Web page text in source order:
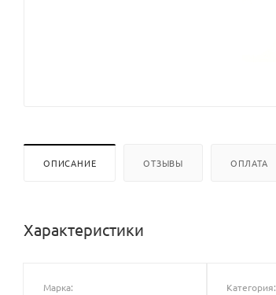
ОПИСАНИЕ ОТЗЫВЫ ОПЛАТА
Характеристики
Марка: Категория: